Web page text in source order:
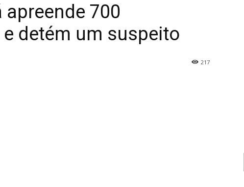
apreende 700
detém um suspeito
217